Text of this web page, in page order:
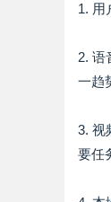
1. 用
2. 语
一趋
3. 视
要任